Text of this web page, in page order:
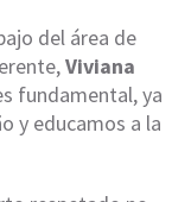
del área de
Viviana
fundamental, ya
y educamos a la